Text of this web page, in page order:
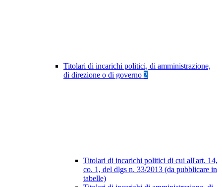
Titolari di incarichi politici, di amministrazione,
di direzione o di governo 2
Titolari di incarichi politici di cui all'art. 14,
co. 1, del dlgs n. 33/2013 (da pubblicare in
tabelle)